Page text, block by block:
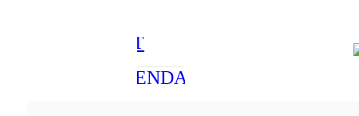
AMBIENT
AGENDA